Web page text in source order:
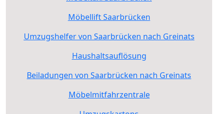
Möbellift Saarbrücken
Umzugshelfer von Saarbrücken nach Greinats
Haushaltsauflösung
Beiladungen von Saarbrücken nach Greinats
Möbelmitfahrzentrale